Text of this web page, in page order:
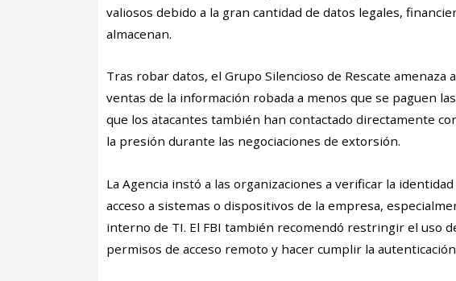
valiosos debido a la gran cantidad de datos legales,
almacenan.
Tras robar datos, el Grupo Silencioso de Rescate amenaza
ventas de la información robada a menos que se paguen
que los atacantes también han contactado directamente
la presión durante las negociaciones de extorsión.
La Agencia instó a las organizaciones a verificar la
acceso a sistemas o dispositivos de la empresa,
interno de TI. El FBI también recomendó restringir el uso
permisos de acceso remoto y hacer cumplir la